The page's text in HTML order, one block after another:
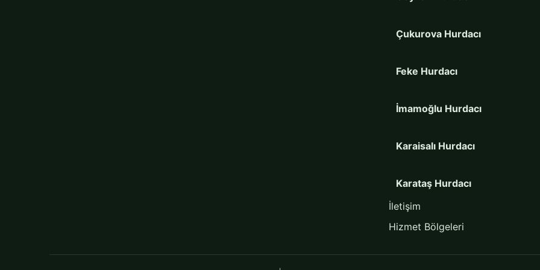
Çukurova Hurdacı
Feke Hurdacı
İmamoğlu Hurdacı
Karaisalı Hurdacı
Karataş Hurdacı
Kozan Hurdacı
Pozantı Hurdacı
İletişim
Hizmet Bölgeleri